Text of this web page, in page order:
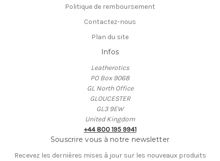
Politique de remboursement
Contactez-nous
Plan du site
Infos
Leatherotics
PO Box 9068
GL North Office
GLOUCESTER
GL3 9EW
United Kingdom
+44 800 195 9941
Souscrire vous à notre newsletter
Recevez les dernières mises à jour sur les nouveaux produits